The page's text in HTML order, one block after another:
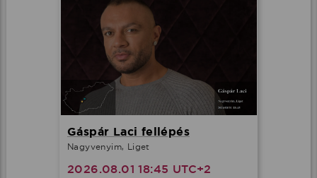
Gáspár Laci fellépés
Nagyvenyim, Liget
2026.08.01 18:45 UTC+2